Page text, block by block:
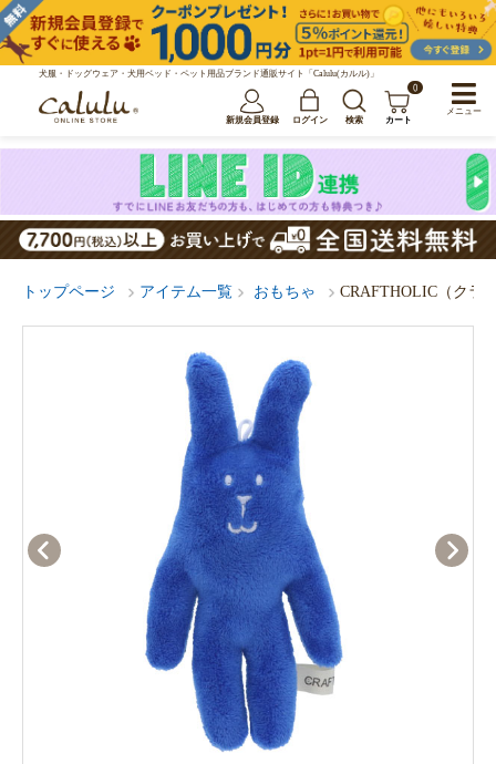
犬服・ドッグウェア・犬用ベッド・ペット用品ブランド通販サイト「Calulu(カルル)」
新規会員登録 ログイン 検索
0
カート
トップページ アイテム一覧 おもちゃ CRAFTHOLIC（クラ
メニュー